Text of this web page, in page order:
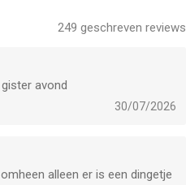
249 geschreven reviews
avond
30/07/2026
alleen er is een dingetje